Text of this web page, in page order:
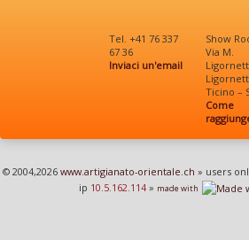
Tel. +41 76 337
67 36
Inviaci un'email
Show
Via M.
Ticino –
Come
© 2004,2026 www.artigianato-orientale.ch » users
ip 10.5.162.114 » made with